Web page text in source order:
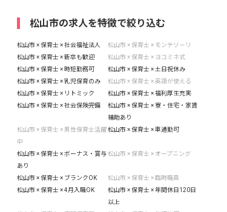
松山市の求人を特徴で絞り込む
松山市 × 保育士 × 社会福祉法人
松山市 × 保育士 × モンテソーリ
松山市 × 保育士 × 新卒も歓迎
松山市 × 保育士 × ヨコミネ式
松山市 × 保育士 × 時短勤務可
松山市 × 保育士 × 土日祝休み
松山市 × 保育士 × 乳児保育のみ
松山市 × 保育士 × 英語が使える
松山市 × 保育士 × リトミック
松山市 × 保育士 × 福利厚生充実
松山市 × 保育士 × 社会保険完備
松山市 × 保育士 × 寮・住宅・家賃
補助あり
松山市 × 保育士 × 男性保育士活躍
中
松山市 × 保育士 × 車通勤可
松山市 × 保育士 × ボーナス・賞与
あり
松山市 × 保育士 × オープニング
松山市 × 保育士 × ブランクOK
松山市 × 保育士 × 臨時職員
松山市 × 保育士 × 4月入職OK
松山市 × 保育士 × 年間休日120日
以上